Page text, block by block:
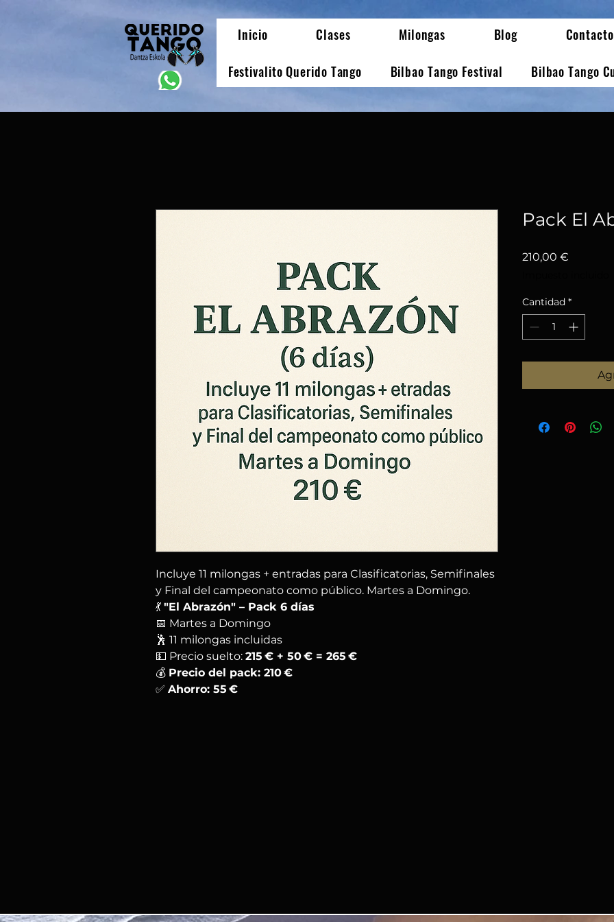
Inicio Clases Milongas Blog Contacto
Festivalito Querido Tango Bilbao Tango Festival Bilbao Tango
Incluye 11 milongas + entradas para Clasificatorias, Semifinales
y Final del campeonato como público. Martes a Domingo.
💃 "El Abrazón" – Pack 6 días
📅 Martes a Domingo
🕺 11 milongas incluidas
💵 Precio suelto: 215 € + 50 € = 265 €
💰 Precio del pack: 210 €
✅ Ahorro: 55 €
Pack El
210,00 €
Cantidad *